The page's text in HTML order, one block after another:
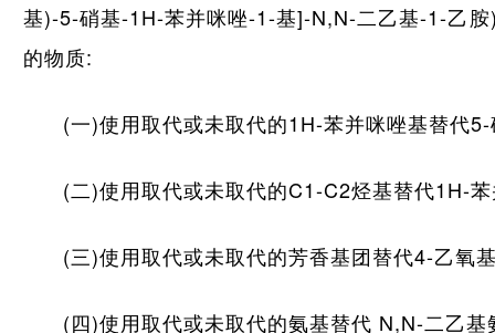
基)-5-硝基-1H-苯并咪唑-1-基]-N,N-二乙基-1-乙
的物质:
(一)使用取代或未取代的1H-苯并咪唑基替代
(二)使用取代或未取代的C1-C2烃基替代1H-
(三)使用取代或未取代的芳香基团替代4-乙氧
(四)使用取代或未取代的氨基替代 N,N-二乙基